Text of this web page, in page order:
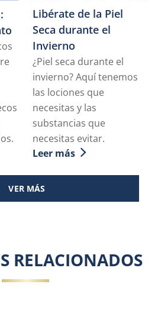
Talones agrietados: causas y
Libérate de la Piel
Seca durante el
Invierno
¿Piel seca durante el
invierno? Aquí tenemos
las lociones que
necesitas y las
substancias que
necesitas evitar.
Discover more about
Leer más
VER MÁS
RELACIONADOS